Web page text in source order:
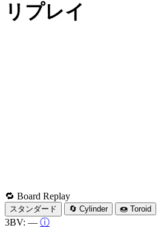
リプレイ
🔁 Board Replay
スタンダード 🔄 Cylinder 🍩 Toroid
3BV: — ⓘ